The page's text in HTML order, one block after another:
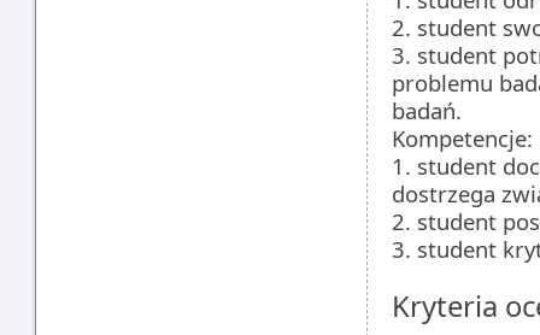
2. student
3. student
problemu
badań.
Kompetencje:
1. student
dostrzega
2. student
3. student
Kryteria